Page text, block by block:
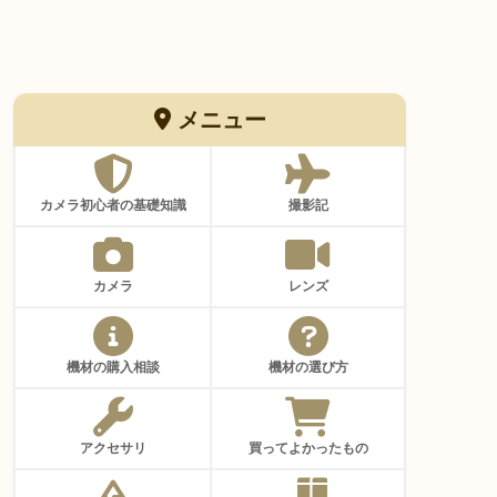
メニュー
カメラ初心者の基礎知識 撮影記
カメラ レンズ
機材の購入相談 機材の選び方
アクセサリ 買ってよかったもの